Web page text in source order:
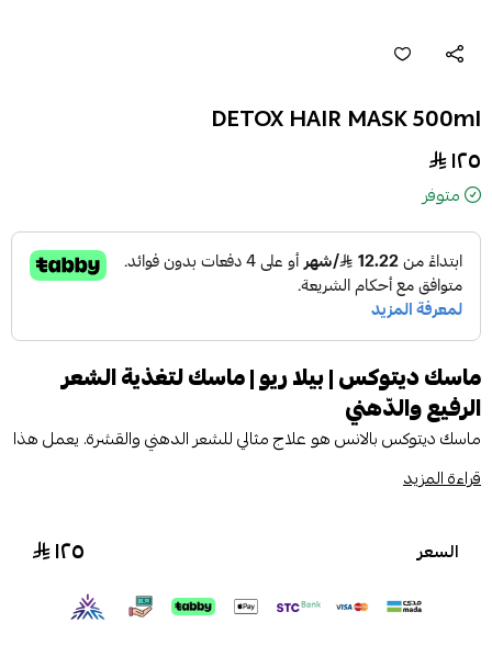
DETOX HAIR MASK 500ml
١٢٥
متوفر
ماسك ديتوكس | بيلا ريو | ماسك لتغذية الشعر
الرفيع والدّهني
ماسك ديتوكس بالانس هو علاج مثالي للشعر الدهني والقشرة. يعمل هذا
الماسك بشكل مباشر على فروة الرأس لتقليل التقشر وتعزيز تثبيت
بصيلات الشعر في الجلد. يعد هذا الماسك علاجًا مثاليًا لجميع مشاكل
الصدفية)، أو تساقط الشعر (الصلع). غني بالعوامل المرطبة المستخلصة
بالإضافة إلى رائحة منعشة.
قراءة المزيد
السعر ١٢٥